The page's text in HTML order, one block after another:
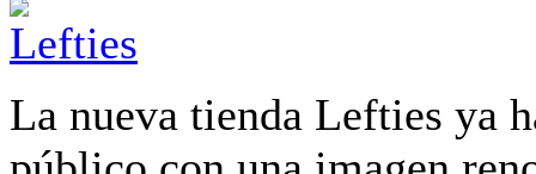
La nueva tienda Lefties ya